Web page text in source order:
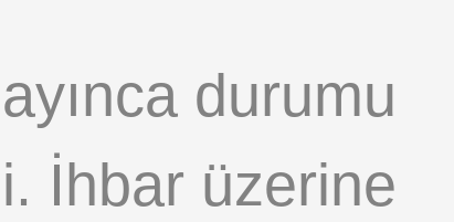
durumu
İhbar üzerine